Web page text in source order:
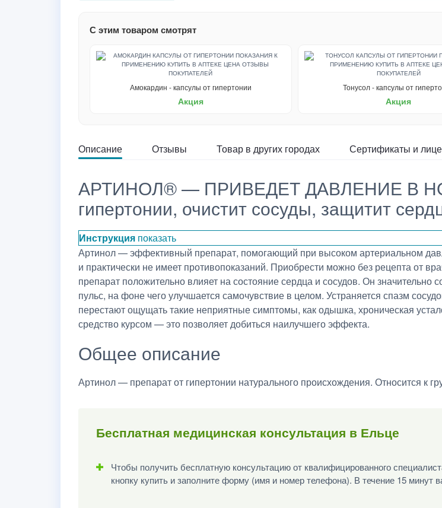
С этим товаром смотрят
Амокардин - капсулы от гипертонии
Акция
Тонусол - капсулы от
Акция
Описание Отзывы Товар в других городах Сертификаты и
АРТИНОЛ® — ПРИВЕДЕТ ДАВЛЕНИЕ В
гипертонии, очистит сосуды, защитит
Инструкция показать
Артинол — эффективный препарат, помогающий при высоком артериальном
и практически не имеет противопоказаний. Приобрести можно без рецепта от
препарат положительно влияет на состояние сердца и сосудов. Он значительно
пульс, на фоне чего улучшается самочувствие в целом. Устраняется спазм
перестают ощущать такие неприятные симптомы, как одышка, хроническая
средство курсом — это позволяет добиться наилучшего эффекта.
Общее описание
Артинол — препарат от гипертонии натурального происхождения. Относится к
Бесплатная медицинская консультация в Ельце
Чтобы получить бесплатную консультацию от квалифицированного
кнопку купить и заполните форму (имя и номер телефона). В течение 15 минут